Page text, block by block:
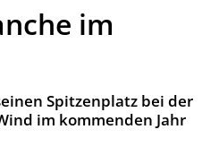
im
Spitzenplatz bei der
im kommenden Jahr